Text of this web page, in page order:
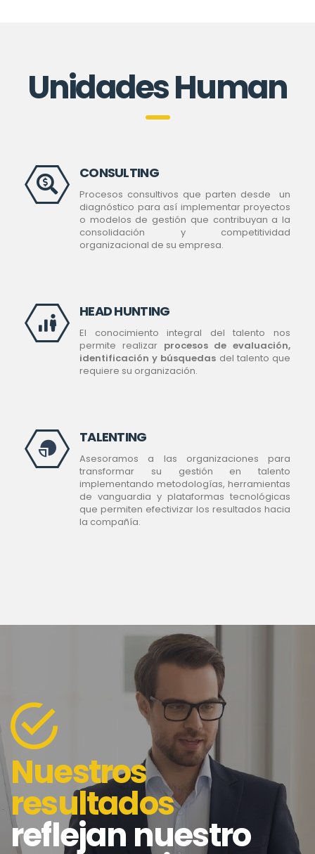
Unidades Human
CONSULTING
Procesos consultivos que parten desde un
diagnóstico para así implementar proyectos
o modelos de gestión que contribuyan a la
consolidación y competitividad
organizacional de su empresa.
HEAD HUNTING
El conocimiento integral del talento nos
permite realizar procesos de evaluación,
identificación y búsquedas del talento que
requiere su organización.
TALENTING
Asesoramos a las organizaciones para
transformar su gestión en talento
implementando metodologías, herramientas
de vanguardia y plataformas tecnológicas
que permiten efectivizar los resultados hacia
la compañía.
Nuestros
resultados
reflejan nuestro